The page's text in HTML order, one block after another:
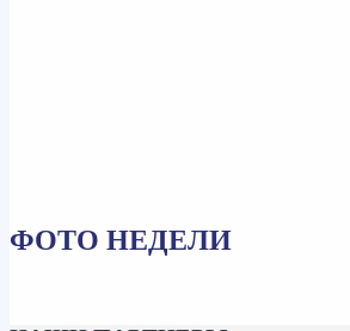
ФОТО НЕДЕЛИ